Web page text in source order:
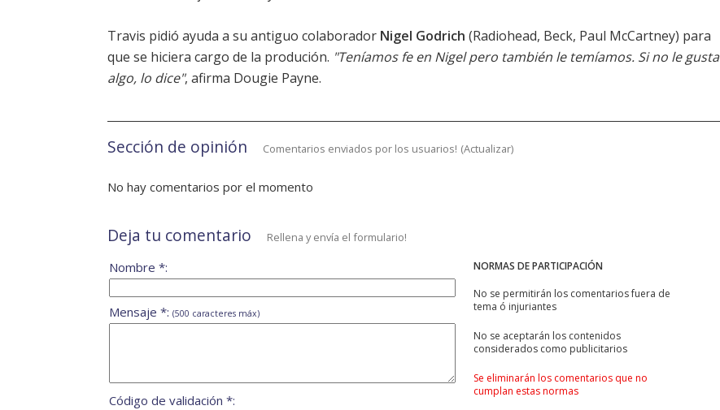
Travis pidió ayuda a su antiguo colaborador Nigel Godrich (Radiohead, Beck, Paul McCartney) para
que se hiciera cargo de la produción. "Teníamos fe en Nigel pero también le temíamos. Si no le gusta
algo, lo dice", afirma Dougie Payne.
Sección de opinión Comentarios enviados por los usuarios! (Actualizar)
No hay comentarios por el momento
Deja tu comentario Rellena y envía el formulario!
NORMAS DE PARTICIPACIÓN
No se permitirán los comentarios fuera de
tema ó injuriantes
No se aceptarán los contenidos
considerados como publicitarios
Se eliminarán los comentarios que no
cumplan estas normas
Nombre *:
Mensaje *: (500 caracteres máx)
Código de validación *: